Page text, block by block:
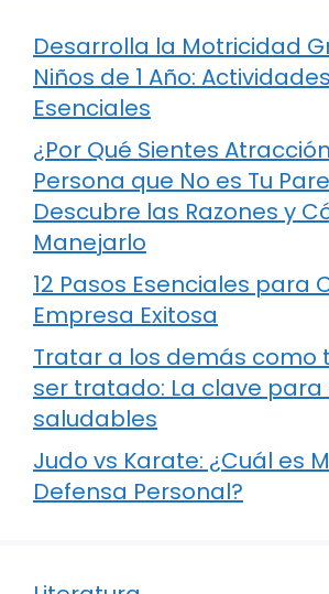
Desarrolla la Motricidad
Niños de 1 Año:
Esenciales
¿Por Qué Sientes
Persona que No es Tu
Descubre las Razones y
Manejarlo
12 Pasos Esenciales para
Empresa Exitosa
Tratar a los demás como
ser tratado: La clave
saludables
Judo vs Karate: ¿Cuál es
Defensa Personal?